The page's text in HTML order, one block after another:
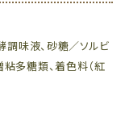
調味液、砂糖／ソルビ
粘多糖類、着色料（紅